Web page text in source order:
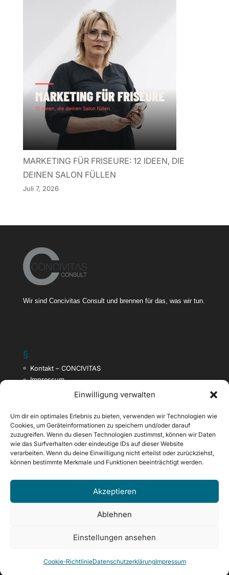
Einwilligung verwalten
Um dir ein optimales Erlebnis zu bieten, verwenden wir Technologien wie
Cookies, um Geräteinformationen zu speichern und/oder darauf
zuzugreifen. Wenn du diesen Technologien zustimmst, können wir Daten
wie das Surfverhalten oder eindeutige IDs auf dieser Website
verarbeiten. Wenn du deine Einwilligung nicht erteilst oder zurückziehst,
können bestimmte Merkmale und Funktionen beeinträchtigt werden.
Akzeptieren
Ablehnen
Einstellungen ansehen
Cookie-RichtlinieDatenschutzerklärungImpressum
MARKETING FÜR FRISEURE: 12 IDEEN, DIE
DEINEN SALON FÜLLEN
Juli 7, 2026
Wir sind Concivitas Consult und brennen für das, was wir tun.
§
Kontakt – CONCIVITAS
Impressum
Datenschutzerklärung
Cookie-Richtlinie (EU)
Finde uns hier
Facebook
Concivitas Consult GbR ©